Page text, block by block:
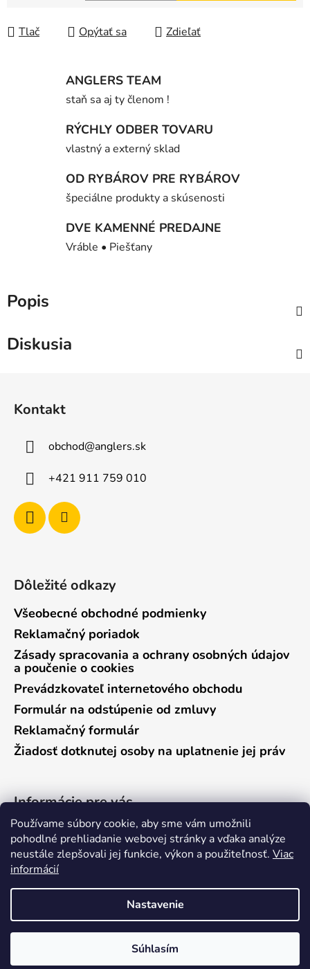
Používame súbory cookie, aby sme vám umožnili
pohodlné prehliadanie webovej stránky a vďaka analýze
neustále zlepšovali jej funkcie, výkon a použiteľnosť. Viac
informácií
Nastavenie
Súhlasím
Jednotková cena:
Tlač Opýtať sa Zdieľať
ANGLERS TEAM
staň sa aj ty členom !
RÝCHLY ODBER TOVARU
vlastný a externý sklad
OD RYBÁROV PRE RYBÁROV
špeciálne produkty a skúsenosti
DVE KAMENNÉ PREDAJNE
Vráble • Piešťany
Popis
Diskusia
Kontakt
obchod@anglers.sk
+421 911 759 010
Dôležité odkazy
Všeobecné obchodné podmienky
Reklamačný poriadok
Zásady spracovania a ochrany osobných údajov
a poučenie o cookies
Prevádzkovateľ internetového obchodu
Formulár na odstúpenie od zmluvy
Reklamačný formulár
Žiadosť dotknutej osoby na uplatnenie jej práv
Informácie pre vás
Predajňa Vráble
Predajňa Pieštany
Ako nakupovať
Vytvoril Shoptet